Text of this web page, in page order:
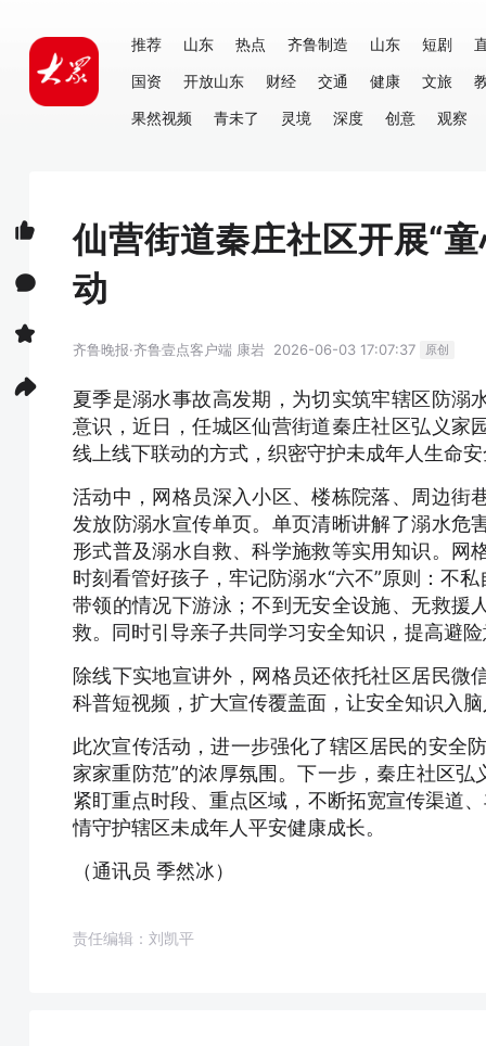
推荐 山东 热点 齐鲁制造 山东 短剧
国资
开放山东 财经 交通 健康 文旅
果然视频
青未了 灵境 深度 创意 观察
仙营街道秦庄社区开展“
动
齐鲁晚报·齐鲁壹点客户端 康岩 2026-06-03 17:07:37 原创
夏季是溺水事故高发期，为切实筑牢辖区防溺
意识，近日，任城区仙营街道秦庄社区弘义家
线上线下联动的方式，织密守护未成年人生命
活动中，网格员深入小区、楼栋院落、周边街
发放防溺水宣传单页。单页清晰讲解了溺水危
形式普及溺水自救、科学施救等实用知识。网
时刻看管好孩子，牢记防溺水“六不”原则：不
带领的情况下游泳；不到无安全设施、无救援
救。同时引导亲子共同学习安全知识，提高避
除线下实地宣讲外，网格员还依托社区居民微
科普短视频，扩大宣传覆盖面，让安全知识入
此次宣传活动，进一步强化了辖区居民的安全
家家重防范”的浓厚氛围。下一步，秦庄社区
紧盯重点时段、重点区域，不断拓宽宣传渠道
情守护辖区未成年人平安健康成长。
（通讯员 季然冰）
责任编辑：刘凯平